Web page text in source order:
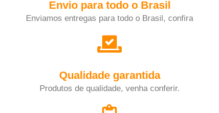
Envio para todo o Brasil
Enviamos entregas para todo o Brasil, confira
Qualidade garantida
Produtos de qualidade, venha conferir.